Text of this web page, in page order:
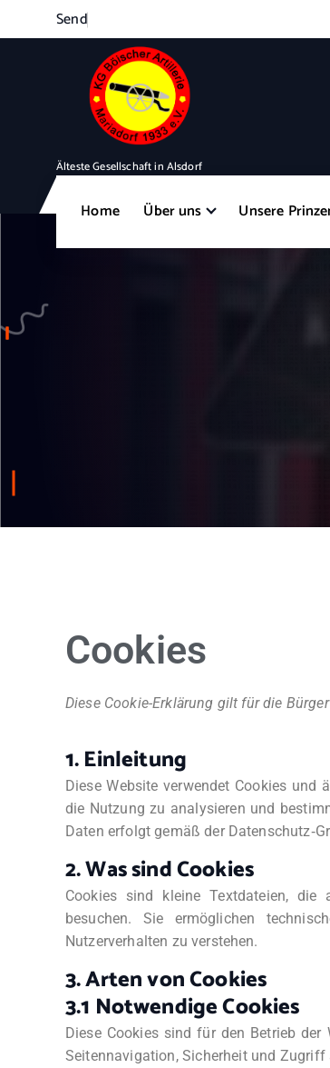
Sende
Älteste Gesellschaft in Alsdorf
Home Über uns Unsere
Cookies
Diese Cookie-Erklärung gilt für die
1. Einleitung
Diese Website verwendet Cookies und
die Nutzung zu analysieren und
Daten erfolgt gemäß der
2. Was sind Cookies
Cookies sind kleine Textdateien, die
besuchen. Sie ermöglichen
Nutzerverhalten zu verstehen.
3. Arten von Cookies
3.1 Notwendige Cookies
Diese Cookies sind für den Betrieb
Seitennavigation, Sicherheit und Zugriff